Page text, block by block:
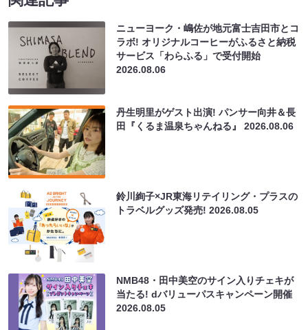
ニューヨーク・嶋佐が地元富士吉田市とコ
ラボ! オリジナルコーヒーがふるさと納税
サービス「わらふる」で受付開始
2026.08.06
丹生明里がゲスト出演! パンサー向井＆長
田『くるま温泉ちゃんねる』2026.08.06
鈴川絢子×JR東海リテイリング・プラスの
トラベルグッズ発売!2026.08.05
NMB48・田中美空のサイン入りチェキが
当たる! dバリューパスキャンペーン開催
2026.08.05